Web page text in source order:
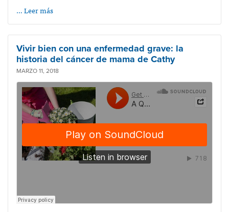
… Leer más
Vivir bien con una enfermedad grave: la
historia del cáncer de mama de Cathy
MARZO 11, 2018